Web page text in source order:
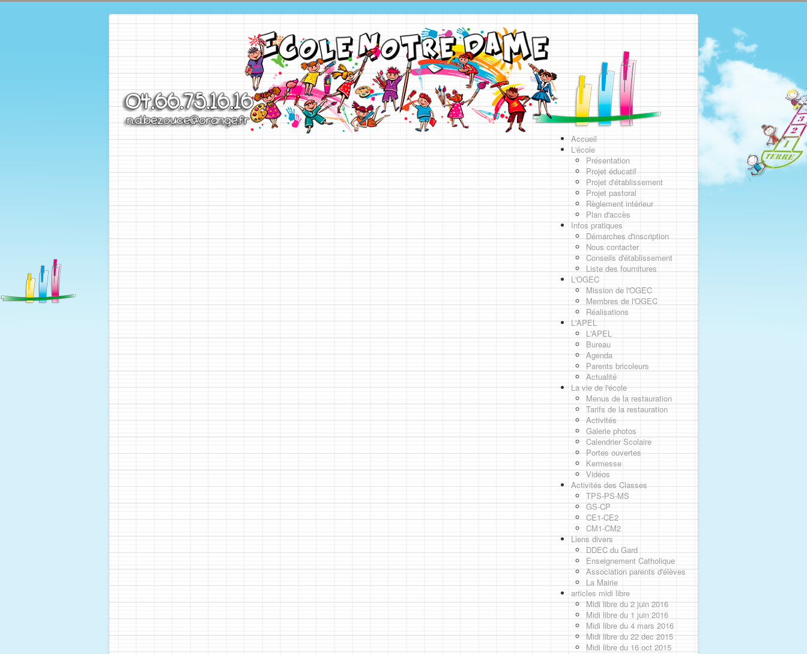
Accueil
L'école
Présentation
Projet éducatif
Projet d'établissement
Projet pastoral
Règlement intérieur
Plan d'accès
Infos pratiques
Démarches d'inscription
Nous contacter
Conseils d'établissement
Liste des fournitures
L'OGEC
Mission de l'OGEC
Membres de l'OGEC
Réalisations
L'APEL
L'APEL
Bureau
Agenda
Parents bricoleurs
Actualité
La vie de l'école
Menus de la restauration
Tarifs de la restauration
Activités
Galerie photos
Calendrier Scolaire
Portes ouvertes
Kermesse
Vidéos
Activités des Classes
TPS-PS-MS
GS-CP
CE1-CE2
CM1-CM2
Liens divers
DDEC du Gard
Enseignement Catholique
Association parents d'élèves
La Mairie
articles midi libre
Midi libre du 2 juin 2016
Midi libre du 1 juin 2016
Midi libre du 4 mars 2016
Midi libre du 22 dec 2015
Midi libre du 16 oct 2015